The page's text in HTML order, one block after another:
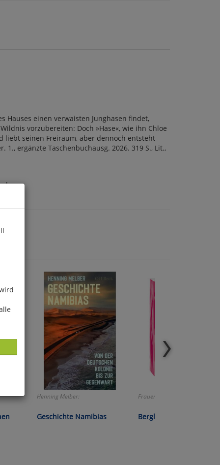
Hauses einen verwaisten Junghasen findet,
vorzubereiten: Doch »Hase«, wie ihn Chloe
liebt seinen Freiraum, aber dennoch entsteht
ergänzte Taschenbuchausg. 2026. 319 S., Lit.,
Henning Melber:
Geschichte Namibias
Frauensache!
Bergland Intim-Balsam